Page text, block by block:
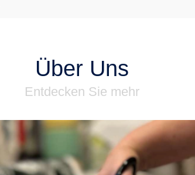
Über Uns
Entdecken Sie mehr